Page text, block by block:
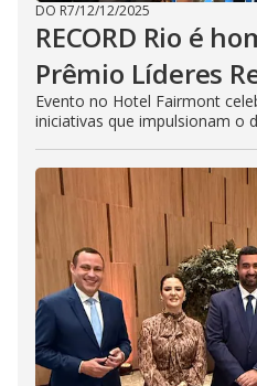
DO R7/12/12/2025
RECORD Rio é
Prêmio Líderes
Evento no Hotel Fairmont
iniciativas que impulsionam o